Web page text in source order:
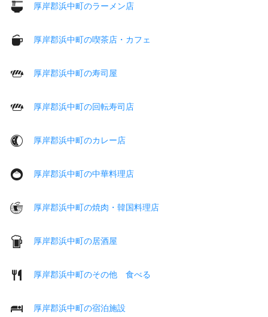
厚岸郡浜中町のラーメン店
厚岸郡浜中町の喫茶店・カフェ
厚岸郡浜中町の寿司屋
厚岸郡浜中町の回転寿司店
厚岸郡浜中町のカレー店
厚岸郡浜中町の中華料理店
厚岸郡浜中町の焼肉・韓国料理店
厚岸郡浜中町の居酒屋
厚岸郡浜中町のその他 食べる
厚岸郡浜中町の宿泊施設